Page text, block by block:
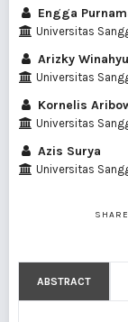
Engga
Universitas
Arizky Winahyu
Universitas
Kornelis
Universitas
Azis Surya
Universitas
SHARE
ABSTRACT